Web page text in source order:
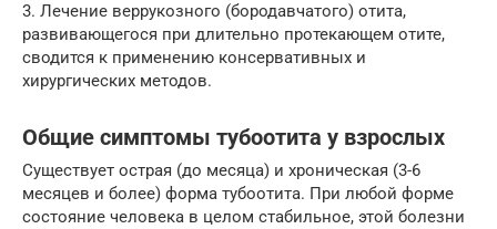
3. Лечение веррукозного (бородавчатого) отита,
развивающегося при длительно протекающем отите,
сводится к применению консервативных и
хирургических методов.
Общие симптомы тубоотита у взрослых
Существует острая (до месяца) и хроническая (3-6
месяцев и более) форма тубоотита. При любой форме
состояние человека в целом стабильное, этой болезни